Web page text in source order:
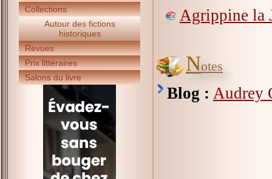
Collections
Autour des fictions
historiques
Revues
Prix littéraires
Salons du livre
Agrippine la
Notes
Blog : Audrey